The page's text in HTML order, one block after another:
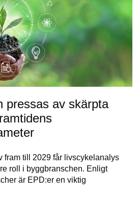
pressas av skärpta
fram till 2029 får livscykelanalys
roll i byggbranschen. Enligt
är EPD:er en viktig